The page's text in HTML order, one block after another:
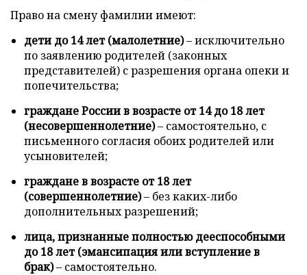
Право на смену фамилии имеют:
дети до 14 лет (малолетние)– исключительно
по заявлению родителей (законных
представителей) с разрешения органа опеки и
попечительства;
граждане России в возрасте от 14 до 18 лет
(несовершеннолетние)– самостоятельно, с
письменного согласия обоих родителей или
усыновителей;
граждане в возрасте от 18 лет
(совершеннолетние)– без каких-либо
дополнительных разрешений;
лица, признанные полностью дееспособными
до 18 лет (эмансипация или вступление в
брак)– самостоятельно.